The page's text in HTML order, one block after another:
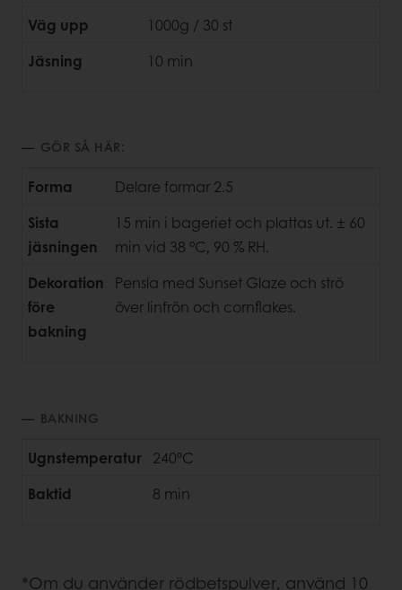
Väg upp
1000g / 30 st
Jäsning
10 min
GÖR SÅ HÄR:
Forma
Delare formar 2.5
Sista
jäsningen
15 min i bageriet och plattas ut. ± 60
min vid 38 °C, 90 % RH.
Dekoration
före
bakning
Pensla med Sunset Glaze och strö
över linfrön och cornflakes.
BAKNING
Ugnstemperatur
240ªC
Baktid
8 min
*Om du använder rödbetspulver, använd 10